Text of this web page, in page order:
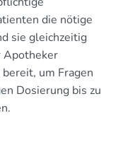
die nötige
sie gleichzeitig
Apotheker
um Fragen
Dosierung bis zu